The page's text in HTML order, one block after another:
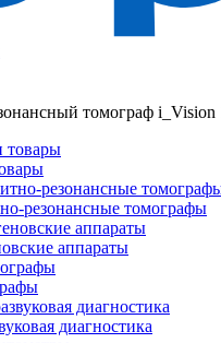
томограф i_Vision
резонансные томографы
аппараты
диагностика